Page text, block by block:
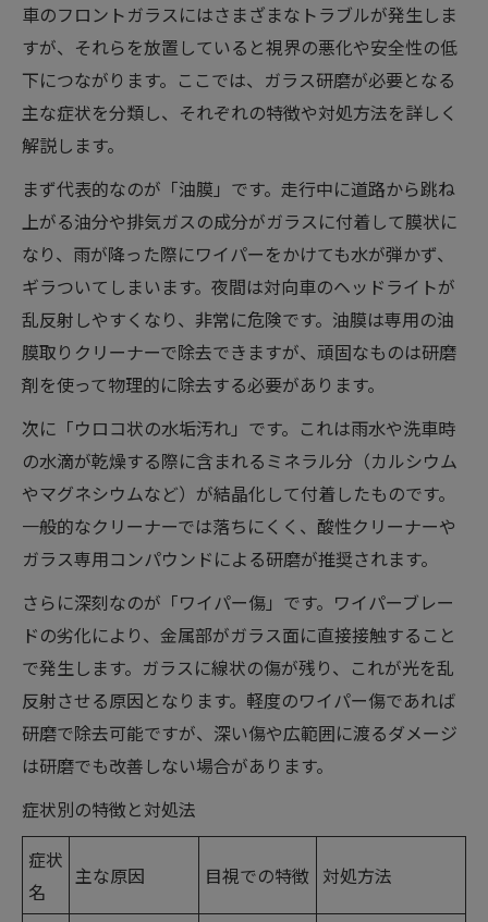
車のフロントガラスにはさまざまなトラブルが発生しま
すが、それらを放置していると視界の悪化や安全性の低
下につながります。ここでは、ガラス研磨が必要となる
主な症状を分類し、それぞれの特徴や対処方法を詳しく
解説します。
まず代表的なのが「油膜」です。走行中に道路から跳ね
上がる油分や排気ガスの成分がガラスに付着して膜状に
なり、雨が降った際にワイパーをかけても水が弾かず、
ギラついてしまいます。夜間は対向車のヘッドライトが
乱反射しやすくなり、非常に危険です。油膜は専用の油
膜取りクリーナーで除去できますが、頑固なものは研磨
剤を使って物理的に除去する必要があります。
次に「ウロコ状の水垢汚れ」です。これは雨水や洗車時
の水滴が乾燥する際に含まれるミネラル分（カルシウム
やマグネシウムなど）が結晶化して付着したものです。
一般的なクリーナーでは落ちにくく、酸性クリーナーや
ガラス専用コンパウンドによる研磨が推奨されます。
さらに深刻なのが「ワイパー傷」です。ワイパーブレー
ドの劣化により、金属部がガラス面に直接接触すること
で発生します。ガラスに線状の傷が残り、これが光を乱
反射させる原因となります。軽度のワイパー傷であれば
研磨で除去可能ですが、深い傷や広範囲に渡るダメージ
は研磨でも改善しない場合があります。
症状別の特徴と対処法
症状
名
主な原因 目視での特徴 対処方法